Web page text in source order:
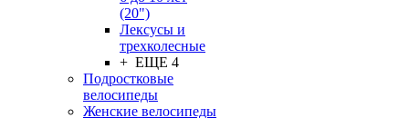
(20")
Лексусы и
трехколесные
+ ЕЩЕ 4
Подростковые
велосипеды
Женские велосипеды